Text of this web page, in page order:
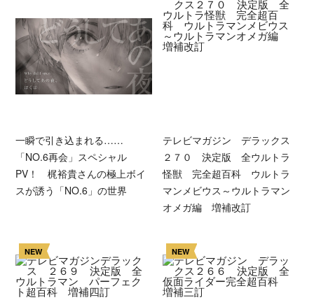
一瞬で引き込まれる……
「NO.6再会」スペシャル
PV！ 梶裕貴さんの極上ボイ
スが誘う「NO.6」の世界
テレビマガジン デラックス
２７０ 決定版 全ウルトラ
怪獣 完全超百科 ウルトラ
マンメビウス～ウルトラマン
オメガ編 増補改訂
NEW NEW